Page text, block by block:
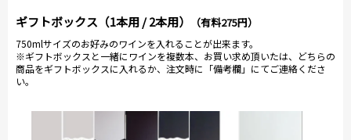
ギフトボックス（1本用 / 2本用） （有料275円）
750mlサイズのお好みのワインを入れることが出来ます。
※ギフトボックスと一緒にワインを複数本、お買い求め頂いたは、どちらの
商品をギフトボックスに入れるか、注文時に「備考欄」にてご連絡くださ
い。